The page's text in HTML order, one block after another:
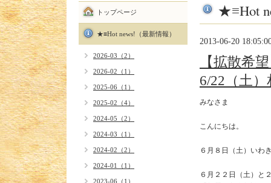
★≡Hot
2013-06-20
【拡散希
6/22（土
みなさま
こんにちは。
６月８日（土）いわ
６月２２日（土）と
トップページ
★≡Hot news!（最新情報）
2026-03（2）
2026-02（1）
2025-06（1）
2025-02（4）
2024-05（2）
2024-03（1）
2024-02（2）
2024-01（1）
2023-06（1）